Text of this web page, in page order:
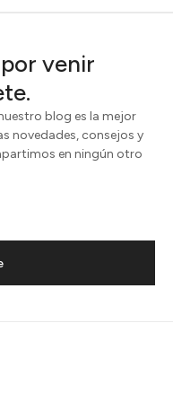
venir
blog es la mejor
novedades, consejos y
en ningún otro